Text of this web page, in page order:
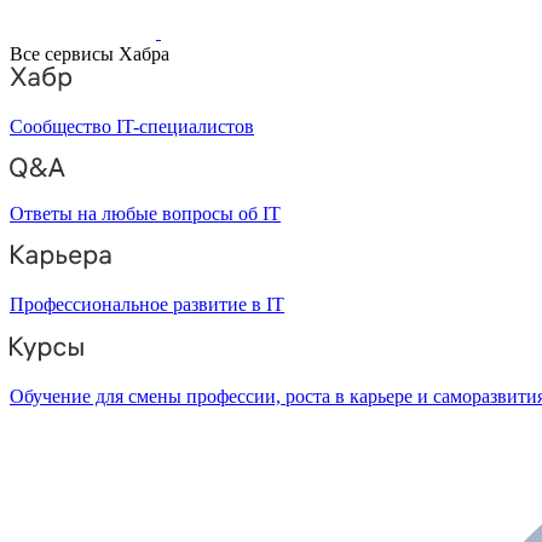
Все сервисы Хабра
Сообщество IT-специалистов
Ответы на любые вопросы об IT
Профессиональное развитие в IT
Обучение для смены профессии, роста в карьере и